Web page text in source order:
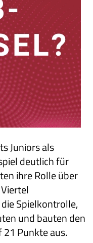
Juniors als
deutlich für
ihre Rolle über
Spielkontrolle,
und bauten den
Punkte aus.